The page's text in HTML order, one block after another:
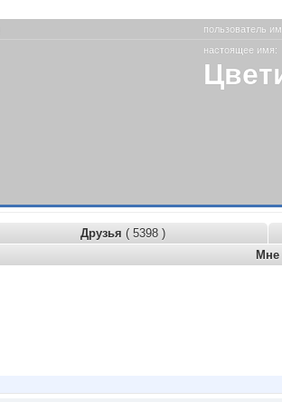
пользователь
настоящее имя:
Друзья ( 5398 )
Мне